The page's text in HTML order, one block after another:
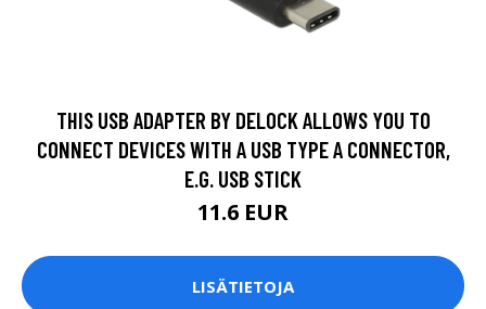
THIS USB ADAPTER BY DELOCK ALLOWS YOU TO
CONNECT DEVICES WITH A USB TYPE A CONNECTOR,
E.G. USB STICK
11.6 EUR
LISÄTIETOJA